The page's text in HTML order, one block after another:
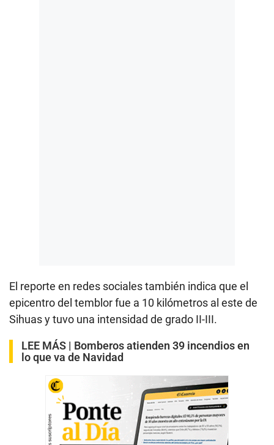
El reporte en redes sociales también indica que el
epicentro del temblor fue a 10 kilómetros al este de
Sihuas y tuvo una intensidad de grado II-III.
LEE MÁS | Bomberos atienden 39 incendios en
lo que va de Navidad